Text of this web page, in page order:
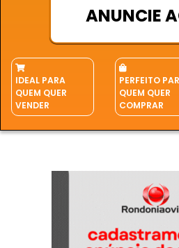
ANUNCIE
IDEAL PARA
QUEM QUER
VENDER
PERFEITO
QUEM QUER
COMPRAR